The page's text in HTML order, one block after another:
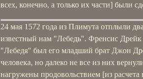
всех, конечно, а только их части] были
24 мая 1572 года из Плимута отплыли
известный нам "Лебедь". Френсис
"Лебедя" был его младший брат Джон
человека, но далеко не все из них
нагружены продовольствием [из